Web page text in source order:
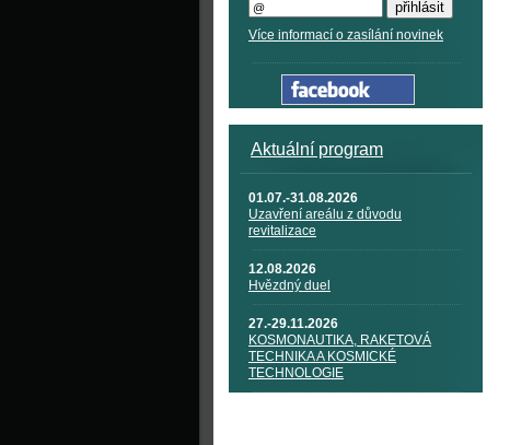
Více informací o zasílání novinek
Aktuální program
01.07.-31.08.2026
Uzavření areálu z důvodu
revitalizace
12.08.2026
Hvězdný duel
27.-29.11.2026
KOSMONAUTIKA, RAKETOVÁ
TECHNIKA A KOSMICKÉ
TECHNOLOGIE